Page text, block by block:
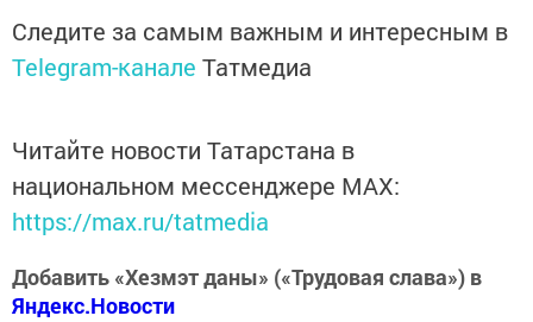
Следите за самым важным и интересным в
Telegram-канале Татмедиа
Читайте новости Татарстана в
национальном мессенджере MАХ:
https://max.ru/tatmedia
Добавить «Хезмэт даны» («Трудовая слава») в
Яндекс.Новости